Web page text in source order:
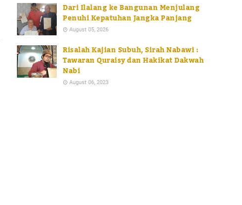
Dari Ilalang ke Bangunan Menjulang
Penuhi Kepatuhan Jangka Panjang
August 05, 2026
Risalah Kajian Subuh, Sirah Nabawi :
Tawaran Quraisy dan Hakikat Dakwah
Nabi
August 06, 2023